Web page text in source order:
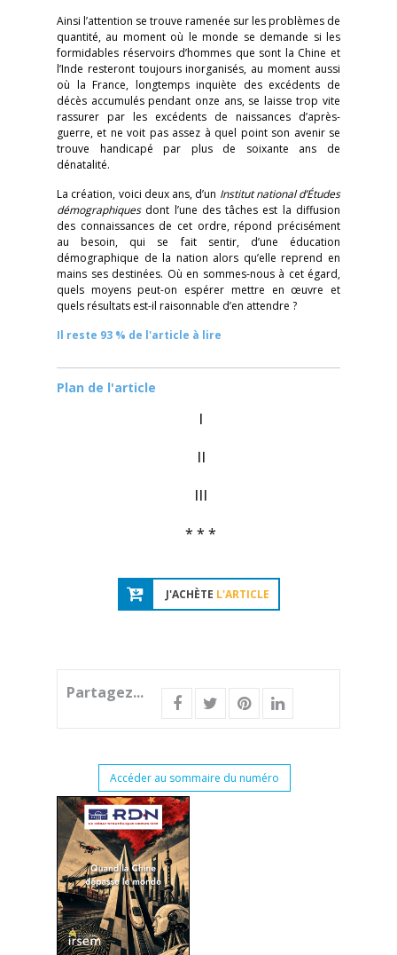
Ainsi l’attention se trouve ramenée sur les problèmes de
quantité, au moment où le monde se demande si les
formidables réservoirs d’hommes que sont la Chine et
l’Inde resteront toujours inorganisés, au moment aussi
où la France, longtemps inquiète des excédents de
décès accumulés pendant onze ans, se laisse trop vite
rassurer par les excédents de naissances d’après-
guerre, et ne voit pas assez à quel point son avenir se
trouve handicapé par plus de soixante ans de
dénatalité.
La création, voici deux ans, d’un Institut national d’Études
démographiques dont l’une des tâches est la diffusion
des connaissances de cet ordre, répond précisément
au besoin, qui se fait sentir, d’une éducation
démographique de la nation alors qu’elle reprend en
mains ses destinées. Où en sommes-nous à cet égard,
quels moyens peut-on espérer mettre en œuvre et
quels résultats est-il raisonnable d’en attendre ?
Il reste 93 % de l'article à lire
Plan de l'article
I
II
III
* * *
J'ACHÈTE L'ARTICLE
Partagez...
Accéder au sommaire du numéro